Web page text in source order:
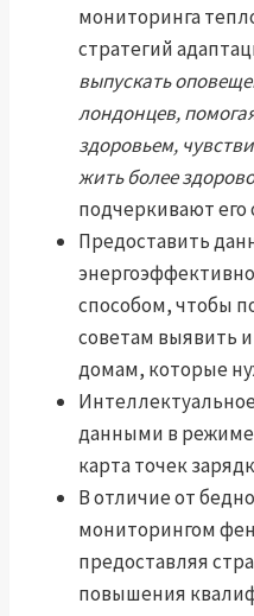
мониторинга
стратегий
выпускать
лондонцев,
здоровьем,
жить более
подчеркивают его
Предоставить
способом, чтобы
советам выявить
домам, которые
данными в режиме
карта точек
В отличие от
мониторингом
предоставляя
повышения